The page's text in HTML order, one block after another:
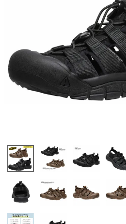
ローファー
カジュアルシューズ
ウェア
Parade
SKECHERS
スニーカー
ビジネス・ドレスシューズ
ワークシューズ
ブーツ
ウェア
レインシューズ
スニーカー
ブーツ
Parade
SKECHERS
すべての商品
レディース新入荷
メンズ新入荷
すべての商品
レディースSALE
キッズSALE
バッグ
ボディバッグ
ハンドバッグ
すべての商品
ケア用品
雑貨
ご利用ガイド